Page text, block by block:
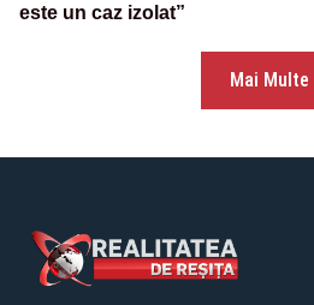
este un caz izolat”
Mai Multe